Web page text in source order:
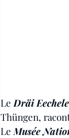
Le Dräi
Thüngen,
Le Musée